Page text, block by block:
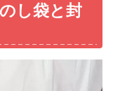
し袋と封